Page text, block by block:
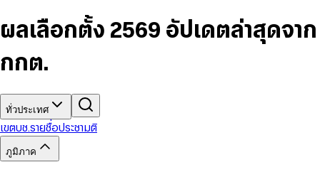
7
8
5
6
8
9
6
7
9
5
6
8
9
9
ผลเลือกตั้ง 2569 อัปเดตล่าสุดจาก
กกต.
ทั่วประเทศ
เขตบช.รายชื่อประชามติ
ภูมิภาค